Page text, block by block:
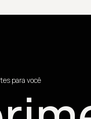
para você